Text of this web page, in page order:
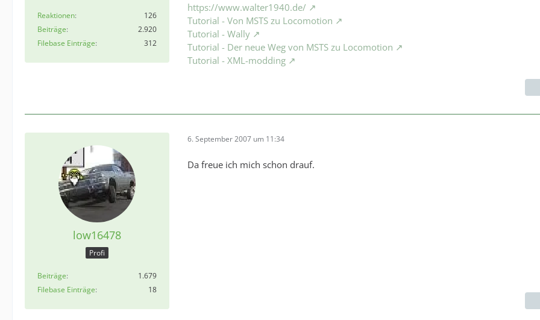
Reaktionen
126
Beiträge
2.920
Filebase Einträge
312
https://www.walter1940.de/
Tutorial - Von MSTS zu Locomotion
Tutorial - Wally
Tutorial - Der neue Weg von MSTS zu Locomotion
Tutorial - XML-modding
low16478
Profi
Beiträge
1.679
Filebase Einträge
18
6. September 2007 um 11:34
Da freue ich mich schon drauf.